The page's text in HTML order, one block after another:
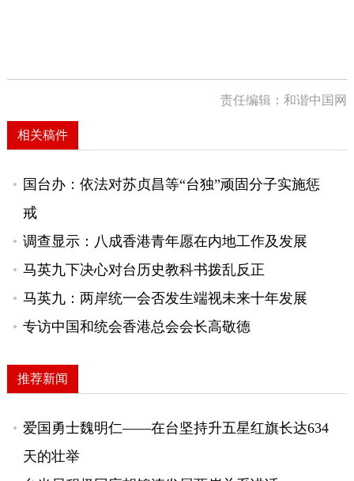
责任编辑：和谐中国网
相关稿件
国台办：依法对苏贞昌等“台独”顽固分子实施惩
戒
调查显示：八成香港青年愿在内地工作及发展
马英九下决心对台历史教科书拨乱反正
马英九：两岸统一会否发生端视未来十年发展
专访中国和统会香港总会会长高敬德
推荐新闻
爱国勇士魏明仁——在台坚持升五星红旗长达634
天的壮举